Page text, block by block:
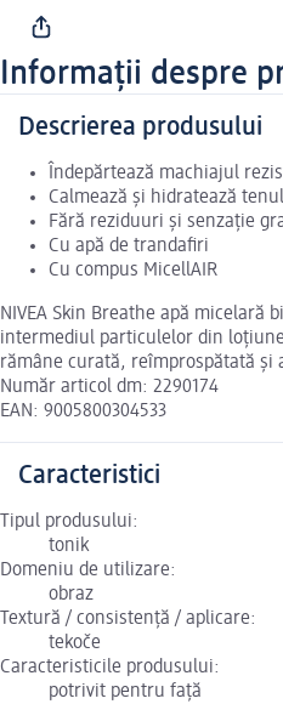
Informații despre
Descrierea produsului
Îndepărtează machiajul
Calmează și hidratează tenul
Fără reziduuri și senzație
Cu apă de trandafiri
Cu compus MicellAIR
NIVEA Skin Breathe apă
intermediul particulelor din
rămâne curată, reîmprospătată și
Număr articol dm: 2290174
EAN: 9005800304533
Caracteristici
Tipul produsului:
tonik
Domeniu de utilizare:
obraz
Textură / consistență / aplicare:
tekoče
Caracteristicile produsului:
potrivit pentru față